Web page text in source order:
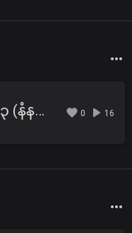
05 - ၁၅-၄-၁၉၉၃ (နံနက်) ရုပ်နာမ်ခွဲ ပညတ် ပရမတ်ခွဲ တရား 0 16